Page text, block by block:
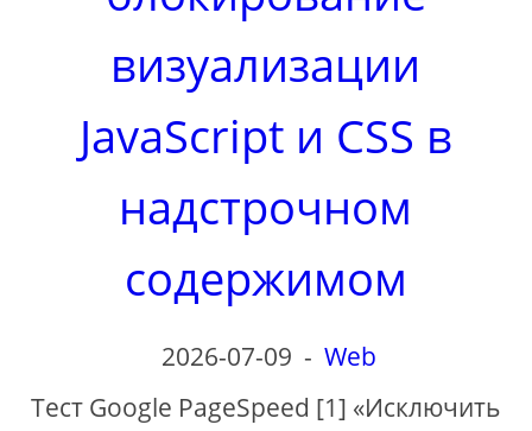
визуализации
JavaScript и CSS в
надстрочном
содержимом
2026-07-09 - Web
Тест Google PageSpeed ​​[1] «Исключить